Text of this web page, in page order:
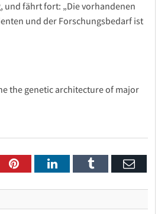
und fährt fort: „Die vorhandenen
und der Forschungsbedarf ist
the genetic architecture of major
PinterestLinkedInTumblr Email